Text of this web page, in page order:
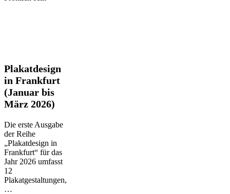
Plakatdesign
in
Frankfurt
(Januar
bis
2026)
Plakatdesign
in Frankfurt
(Januar bis
März 2026)
Die erste Ausgabe
der Reihe
„Plakatdesign in
Frankfurt“ für das
Jahr 2026 umfasst
12
Plakatgestaltungen,
…